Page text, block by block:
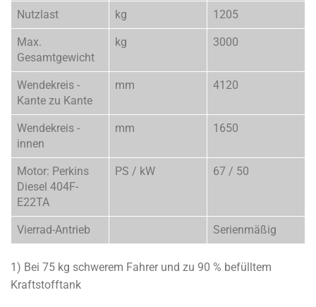
Nutzlast kg 1205
Max.
Gesamtgewicht
kg 3000
Wendekreis -
Kante zu Kante
mm 4120
Wendekreis -
innen
mm 1650
Motor: Perkins
Diesel 404F-
E22TA
PS / kW 67 / 50
Vierrad-Antrieb Serienmäßig
1) Bei 75 kg schwerem Fahrer und zu 90 % befülltem
Kraftstofftank